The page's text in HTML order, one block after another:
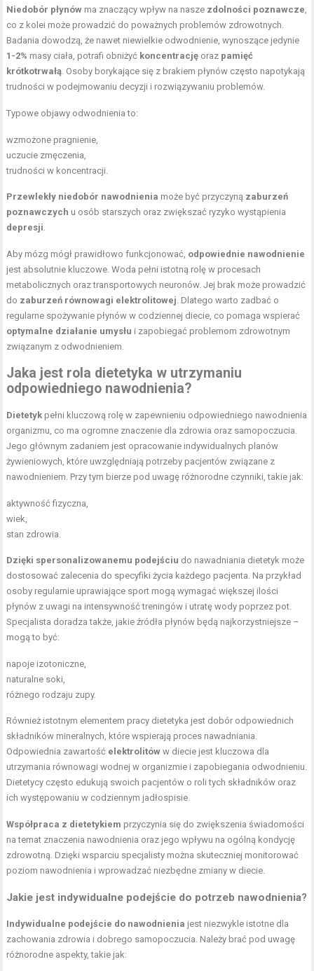
Niedobór płynów ma znaczący wpływ na nasze zdolności poznawcze
co z kolei może prowadzić do poważnych problemów zdrowotnych.
Badania dowodzą, że nawet niewielkie odwodnienie, wynoszące jedynie
1-2% masy ciała, potrafi obniżyć koncentrację oraz pamięć
krótkotrwałą . Osoby borykające się z brakiem płynów często napotykają
trudności w podejmowaniu decyzji i rozwiązywaniu problemów.
Typowe objawy odwodnienia to:
wzmożone pragnienie,
uczucie zmęczenia,
trudności w koncentracji.
Przewlekły niedobór nawodnienia może być przyczyną zaburzeń
poznawczych u osób starszych oraz zwiększać ryzyko wystąpienia
depresji
Aby mózg mógł prawidłowo funkcjonować, odpowiednie nawodnienie
jest absolutnie kluczowe. Woda pełni istotną rolę w procesach
metabolicznych oraz transportowych neuronów. Jej brak może prowadzić
do zaburzeń równowagi elektrolitowej . Dlatego warto zadbać o
regularne spożywanie płynów w codziennej diecie, co pomaga wspierać
optymalne działanie umysłu i zapobiegać problemom zdrowotnym
związanym z odwodnieniem.
Jaka jest rola dietetyka w utrzymaniu
odpowiedniego nawodnienia?
Dietetyk pełni kluczową rolę w zapewnieniu odpowiedniego nawodnienia
organizmu, co ma ogromne znaczenie dla zdrowia oraz samopoczucia.
Jego głównym zadaniem jest opracowanie indywidualnych planów
żywieniowych, które uwzględniają potrzeby pacjentów związane z
nawodnieniem. Przy tym bierze pod uwagę różnorodne czynniki, takie jak:
aktywność fizyczna,
wiek,
stan zdrowia.
Dzięki spersonalizowanemu podejściu do nawadniania dietetyk może
dostosować zalecenia do specyfiki życia każdego pacjenta. Na przykład
osoby regularnie uprawiające sport mogą wymagać większej ilości
płynów z uwagi na intensywność treningów i utratę wody poprzez pot.
Specjalista doradza także, jakie źródła płynów będą najkorzystniejsze –
mogą to być:
napoje izotoniczne,
naturalne soki,
różnego rodzaju zupy.
Również istotnym elementem pracy dietetyka jest dobór odpowiednich
składników mineralnych, które wspierają proces nawadniania.
Odpowiednia zawartość elektrolitów w diecie jest kluczowa dla
utrzymania równowagi wodnej w organizmie i zapobiegania odwodnieniu.
Dietetycy często edukują swoich pacjentów o roli tych składników oraz
ich występowaniu w codziennym jadłospisie.
Współpraca z dietetykiem przyczynia się do zwiększenia świadomości
na temat znaczenia nawodnienia oraz jego wpływu na ogólną kondycję
zdrowotną. Dzięki wsparciu specjalisty można skuteczniej monitorować
poziom nawodnienia i wprowadzać niezbędne zmiany w diecie.
Jakie jest indywidualne podejście do potrzeb nawodnienia?
Indywidualne podejście do nawodnienia jest niezwykle istotne dla
zachowania zdrowia i dobrego samopoczucia. Należy brać pod uwagę
różnorodne aspekty, takie jak: